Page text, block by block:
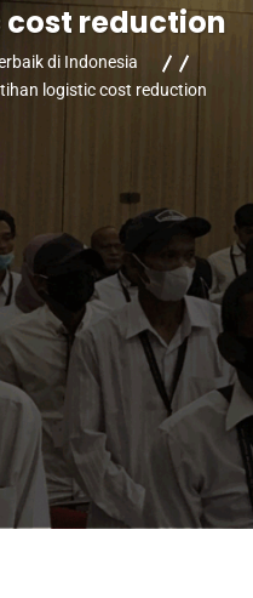
reduction
di Indonesia
logistic cost reduction